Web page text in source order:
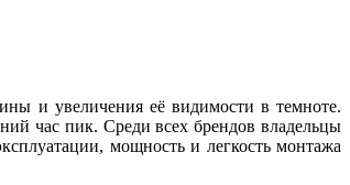
и увеличения её видимости в темноте.
час пик. Среди всех брендов владельцы
мощность и легкость монтажа